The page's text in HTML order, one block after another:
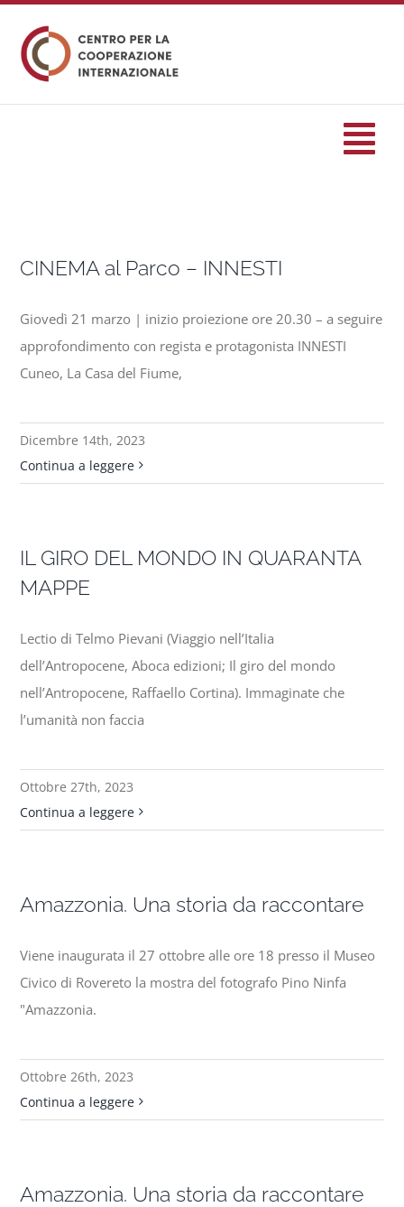
contenuto
formazione
Eventi
Progetti
Notizie
CINEMA al Parco – INNESTI
Giovedì 21 marzo | inizio proiezione ore 20.30 – a seguire
approfondimento con regista e protagonista INNESTI
Cuneo, La Casa del Fiume,
Dicembre 14th, 2023
Continua a leggere
IL GIRO DEL MONDO IN QUARANTA
MAPPE
Lectio di Telmo Pievani (Viaggio nell’Italia
dell’Antropocene, Aboca edizioni; Il giro del mondo
nell’Antropocene, Raffaello Cortina). Immaginate che
l’umanità non faccia
Ottobre 27th, 2023
Continua a leggere
Amazzonia. Una storia da raccontare
Viene inaugurata il 27 ottobre alle ore 18 presso il Museo
Civico di Rovereto la mostra del fotografo Pino Ninfa
"Amazzonia.
Ottobre 26th, 2023
Continua a leggere
Amazzonia. Una storia da raccontare